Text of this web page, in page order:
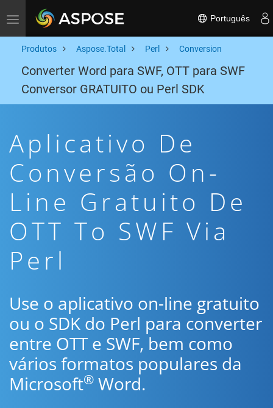
Toggle navigation Português
Produtos Aspose.Total Perl Conversion
Converter Word para SWF, OTT para SWF
Conversor GRATUITO ou Perl SDK
Aplicativo De
Conversão On-
Line Gratuito De
OTT To SWF Via
Perl
Use o aplicativo on-line gratuito
ou o SDK do Perl para converter
entre OTT e SWF, bem como
vários formatos populares da
Microsoft® Word.